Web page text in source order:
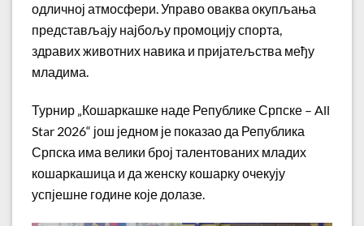
одличној атмосфери. Управо оваква окупљања
представљају најбољу промоцију спорта,
здравих животних навика и пријатељства међу
младима.
Турнир „Кошаркашке наде Републике Српске – All
Star 2026“ још једном је показао да Република
Српска има велики број талентованих младих
кошаркашица и да женску кошарку очекују
успјешне године које долазе.